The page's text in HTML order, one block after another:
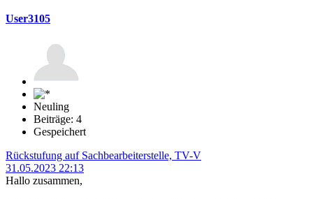
User3105
Neuling
Beiträge: 4
Gespeichert
Rückstufung auf Sachbearbeiterstelle, TV-V
31.05.2023 22:13
Hallo zusammen,